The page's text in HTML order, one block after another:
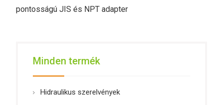
pontosságú JIS és NPT adapter
Minden termék
Hidraulikus szerelvények